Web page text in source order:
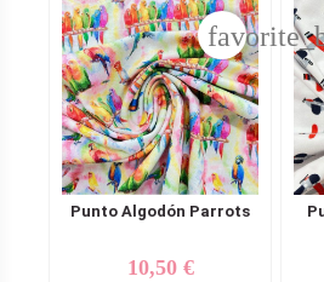
Punto Algodón Parrots
Precio
10,50 €